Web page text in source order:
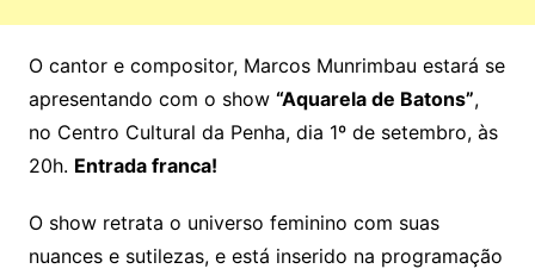
O cantor e compositor, Marcos Munrimbau estará se
apresentando com o show “Aquarela de Batons”,
no Centro Cultural da Penha, dia 1º de setembro, às
20h. Entrada franca!
O show retrata o universo feminino com suas
nuances e sutilezas, e está inserido na programação